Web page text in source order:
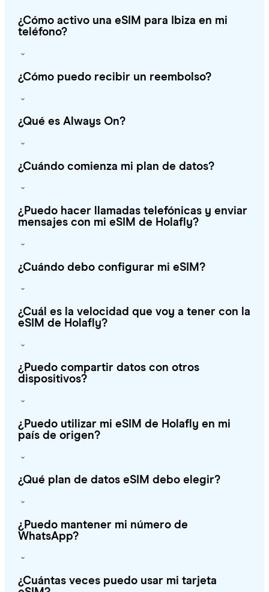
¿Cómo activo una eSIM para Ibiza en mi
teléfono?
¿Cómo puedo recibir un reembolso?
¿Qué es Always On?
¿Cuándo comienza mi plan de datos?
¿Puedo hacer llamadas telefónicas y enviar
mensajes con mi eSIM de Holafly?
¿Cuándo debo configurar mi eSIM?
¿Cuál es la velocidad que voy a tener con la
eSIM de Holafly?
¿Puedo compartir datos con otros
dispositivos?
¿Puedo utilizar mi eSIM de Holafly en mi
país de origen?
¿Qué plan de datos eSIM debo elegir?
¿Puedo mantener mi número de
WhatsApp?
¿Cuántas veces puedo usar mi tarjeta